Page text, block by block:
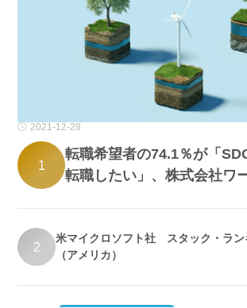
2021-12-28
1
転職希望者の74.1％が「
転職したい」、株式会社ワ
2
米マイクロソフト社 スタック・ラン
（アメリカ）